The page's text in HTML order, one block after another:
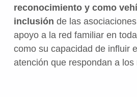
reconocimiento y como
inclusión de las
apoyo a la red familiar en
como su capacidad de influir
atención que respondan a los